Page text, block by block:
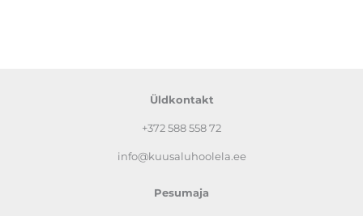
Üldkontakt
+372588 558 72
info@kuusaluhoolela.ee
Pesumaja